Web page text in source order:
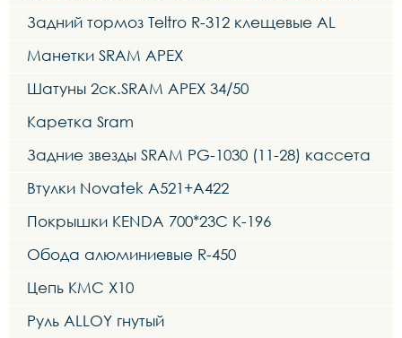
Задний тормоз Teltro R-312 клещевые AL
Манетки SRAM APEX
Шатуны 2ск.SRAM APEX 34/50
Каретка Sram
Задние звезды SRAM PG-1030 (11-28) кассета
Втулки Novatek A521+A422
Покрышки KENDA 700*23C K-196
Обода алюминиевые R-450
Цепь KMC X10
Руль ALLOY гнутый